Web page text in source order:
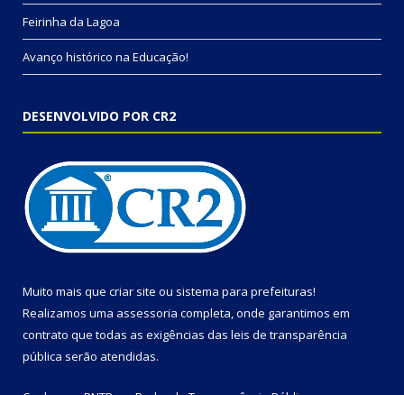
Feirinha da Lagoa
Avanço histórico na Educação!
DESENVOLVIDO POR CR2
Muito mais que criar site ou sistema para prefeituras!
Realizamos uma assessoria completa, onde garantimos em
contrato que todas as exigências das leis de transparência
pública serão atendidas.